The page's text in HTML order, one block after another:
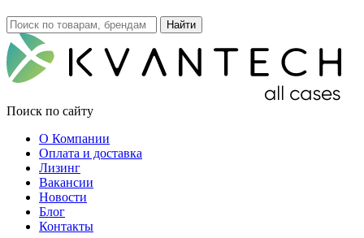
Поиск по сайту
О Компании
Оплата и доставка
Лизинг
Вакансии
Новости
Блог
Контакты